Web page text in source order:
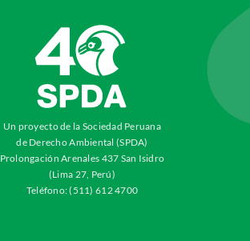
Un proyecto de la Sociedad Peruana
de Derecho Ambiental (SPDA)
Prolongación Arenales 437 San Isidro
(Lima 27, Perú)
Teléfono: (511) 612 4700